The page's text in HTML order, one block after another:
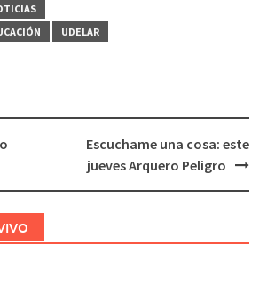
UDELAR
Escuchame una cosa: este
jueves Arquero Peligro